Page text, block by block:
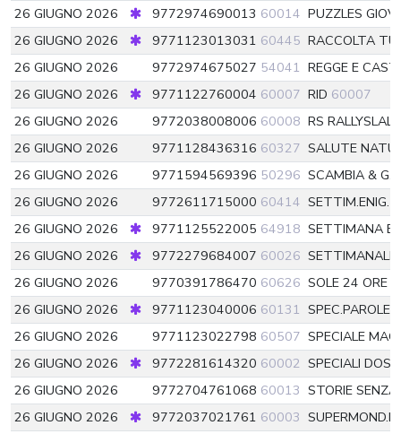
26 GIUGNO 2026
9772974690013 60014 PUZZLES
26 GIUGNO 2026
9771123013031 60445 RACCOLTA
26 GIUGNO 2026
9772974675027 54041 REGGE E
26 GIUGNO 2026
9771122760004 60007 RID 60007
26 GIUGNO 2026
9772038008006 60008 RS
26 GIUGNO 2026
9771128436316 60327 SALUTE
26 GIUGNO 2026
9771594569396 50296 SCAMBIA &
26 GIUGNO 2026
9772611715000 60414 SETTIM.ENIG.
26 GIUGNO 2026
9771125522005 64918 SETTIMANA
26 GIUGNO 2026
9772279684007 60026
26 GIUGNO 2026
9770391786470 60626 SOLE 24 ORE
26 GIUGNO 2026
9771123040006 60131 SPEC.PAROLE
26 GIUGNO 2026
9771123022798 60507 SPECIALE
26 GIUGNO 2026
9772281614320 60002 SPECIALI
26 GIUGNO 2026
9772704761068 60013 STORIE
26 GIUGNO 2026
9772037021761 60003